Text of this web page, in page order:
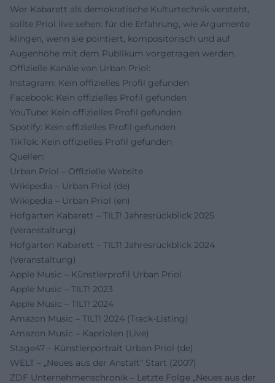
Wer Kabarett als demokratische Kulturtechnik versteht,
sollte Priol live sehen: für die Erfahrung, wie Argumente
klingen, wenn sie pointiert, kompositorisch und auf
Augenhöhe mit dem Publikum vorgetragen werden.
Offizielle Kanäle von Urban Priol:
Instagram: Kein offizielles Profil gefunden
Facebook: Kein offizielles Profil gefunden
YouTube: Kein offizielles Profil gefunden
Spotify: Kein offizielles Profil gefunden
TikTok: Kein offizielles Profil gefunden
Quellen:
Urban Priol – Offizielle Website
Wikipedia – Urban Priol (de)
Wikipedia – Urban Priol (en)
Hofgarten Kabarett – TILT! Jahresrückblick 2025
(Veranstaltung)
Hofgarten Kabarett – TILT! Jahresrückblick 2024
(Veranstaltung)
Apple Music – Künstlerprofil Urban Priol
Apple Music – TILT! 2023
Apple Music – TILT! 2024
Amazon Music – TILT! 2024 (Track-Listing)
Amazon Music – Kapriolen (Live)
Stage47 – Künstlerportrait Urban Priol (de)
WELT – „Neues aus der Anstalt“ Start (2007)
ZDF Unternehmenschronik – Letzte Folge „Neues aus der